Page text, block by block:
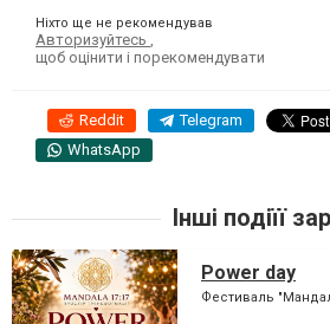
Ніхто ще не рекомендував
Авторизуйтесь
щоб оцінити і порекомендувати
Reddit Telegram
WhatsApp
Інші подіїї
Power day
Фестиваль